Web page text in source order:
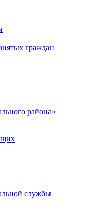
граждан
района»
службы